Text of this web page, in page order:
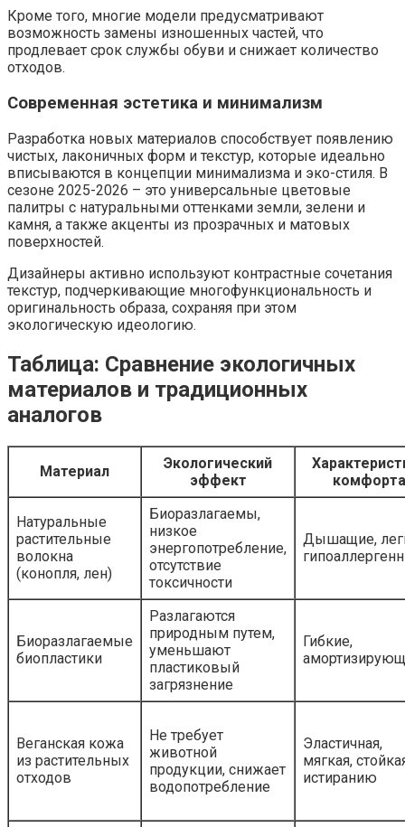
Кроме того, многие модели предусматривают
возможность замены изношенных частей, что
продлевает срок службы обуви и снижает количество
отходов.
Современная эстетика и минимализм
Разработка новых материалов способствует появлению
чистых, лаконичных форм и текстур, которые идеально
вписываются в концепции минимализма и эко-стиля. В
сезоне 2025-2026 – это универсальные цветовые
палитры с натуральными оттенками земли, зелени и
камня, а также акценты из прозрачных и матовых
поверхностей.
Дизайнеры активно используют контрастные сочетания
текстур, подчеркивающие многофункциональность и
оригинальность образа, сохраняя при этом
экологическую идеологию.
Таблица: Сравнение экологичных
материалов и традиционных
аналогов
Материал
Экологический
эффект
комфорта
Натуральные
растительные
волокна
(конопля, лен)
Биоразлагаемы,
низкое
энергопотребление,
отсутствие
токсичности
Дышащие,
Биоразлагаемые
биопластики
Разлагаются
природным путем,
уменьшают
пластиковый
загрязнение
Гибкие,
Веганская кожа
из растительных
отходов
Не требует
животной
продукции, снижает
водопотребление
Эластичная,
мягкая,
истиранию